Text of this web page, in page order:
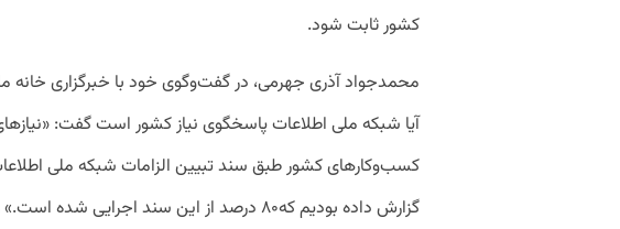
کشور ثابت شود.
محمدجواد آذری جهرمی، در گفت‌وگوی خود با خبرگزاری خانه
آیا شبکه ملی اطلاعات پاسخگوی نیاز کشور است گفت: «نیازهای
کسب‌وکارهای کشور طبق سند تبیین الزامات شبکه ملی
گزارش داده بودیم که۸۰ درصد از این سند اجرایی